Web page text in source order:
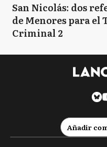
San Nicolás: dos
de Menores para
Criminal 2
Añadir